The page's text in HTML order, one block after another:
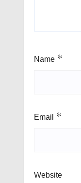
Name *
Email *
Website